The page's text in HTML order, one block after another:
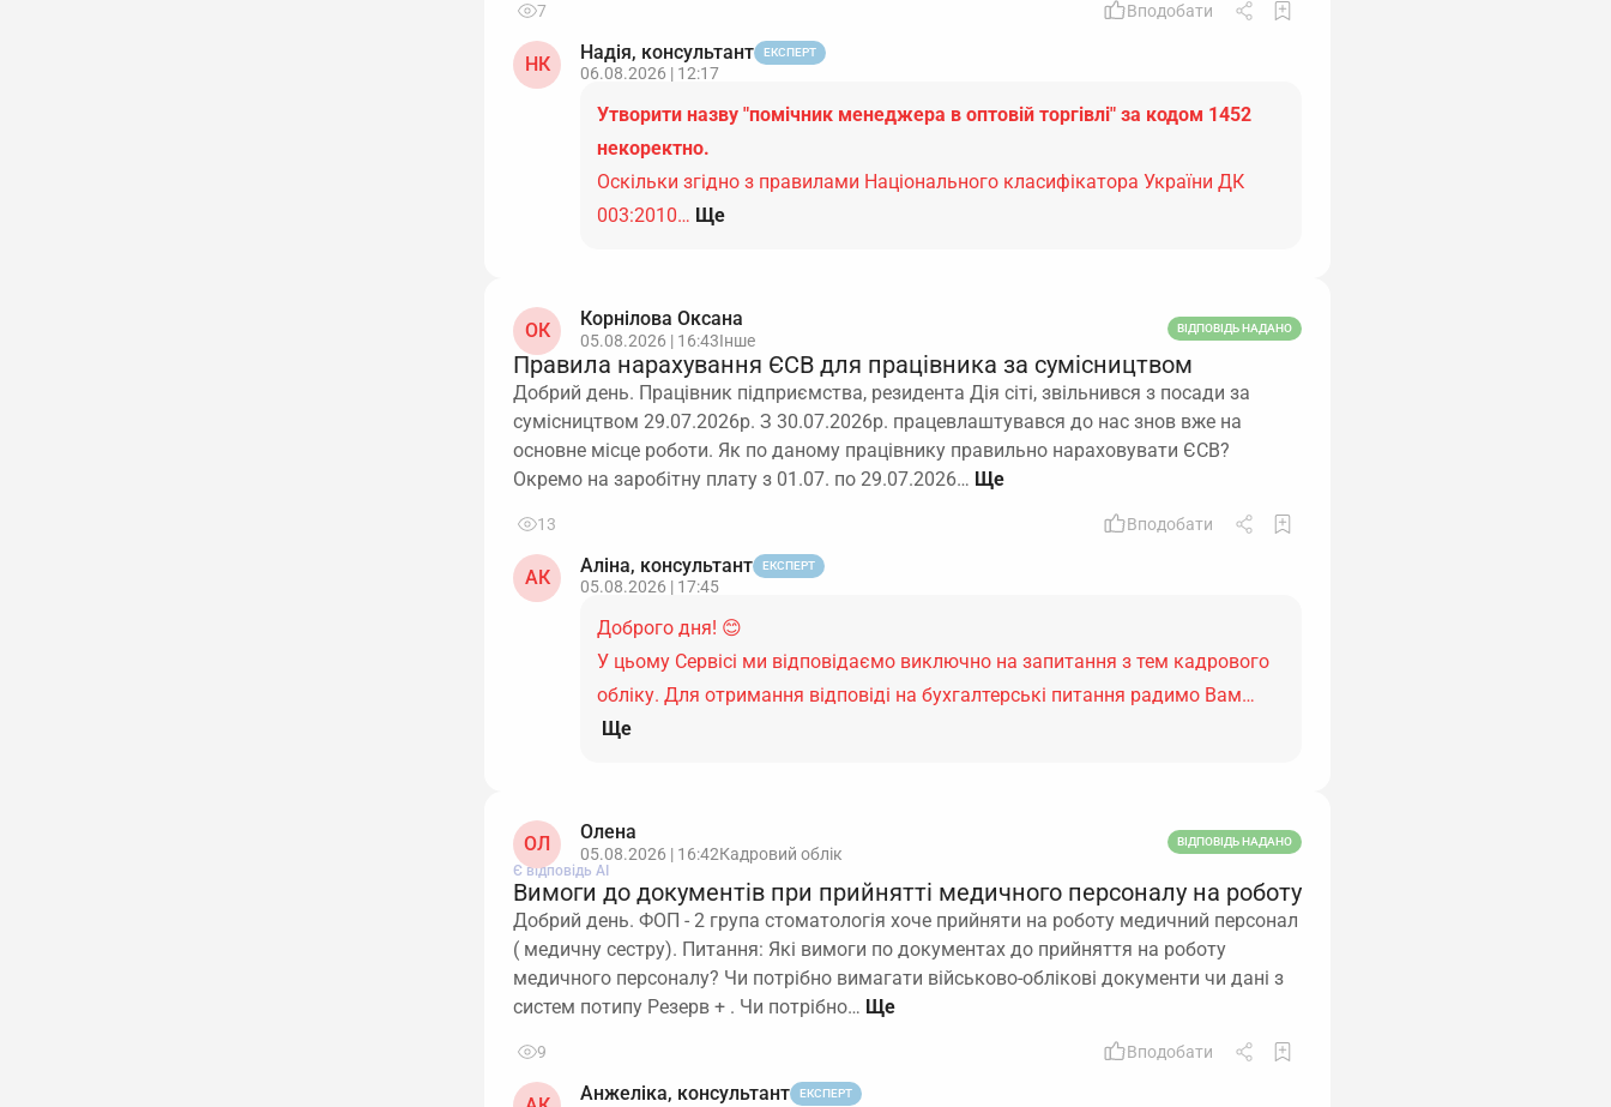
7 Вподобати
НК
Надія, консультант ЕКСПЕРТ
06.08.2026 | 12:17
Утворити назву "помічник менеджера в оптовій торгівлі" за кодом 1452
некоректно.
Оскільки згідно з правилами Національного класифікатора України ДК
003:2010… Ще
ОК
Корнілова Оксана
05.08.2026 | 16:43Інше
ВІДПОВІДЬ НАДАНО
Правила нарахування ЄСВ для працівника за сумісництвом
Добрий день. Працівник підприємства, резидента Дія сіті, звільнився з посади за
сумісництвом 29.07.2026р. З 30.07.2026р. працевлаштувався до нас знов вже на
основне місце роботи. Як по даному працівнику правильно нараховувати ЄСВ?
Окремо на заробітну плату з 01.07. по 29.07.2026…
13 Вподобати
АК
Аліна, консультант ЕКСПЕРТ
05.08.2026 | 17:45
Доброго дня! 😊
У цьому Сервісі ми відповідаємо виключно на запитання з тем кадрового
обліку. Для отримання відповіді на бухгалтерські питання радимо Вам…
Ще
ОЛ
Олена
05.08.2026 | 16:42Кадровий облік
ВІДПОВІДЬ НАДАНО
Є відповідь АІ
Вимоги до документів при прийнятті медичного персоналу на роботу
Добрий день. ФОП - 2 група стоматологія хоче прийняти на роботу медичний персонал
( медичну сестру). Питання: Які вимоги по документах до прийняття на роботу
медичного персоналу? Чи потрібно вимагати військово-облікові документи чи дані з
систем потипу Резерв + . Чи потрібно…
9 Вподобати
Анжеліка, консультант ЕКСПЕРТ